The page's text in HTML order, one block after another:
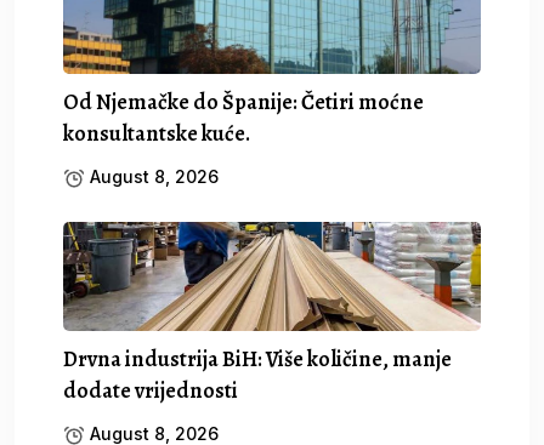
Od Njemačke do Španije: Četiri moćne
konsultantske kuće.
August 8, 2026
Drvna industrija BiH: Više količine, manje
dodate vrijednosti
August 8, 2026